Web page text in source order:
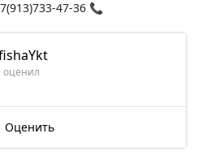
47-36 📞
оценил
Оценить